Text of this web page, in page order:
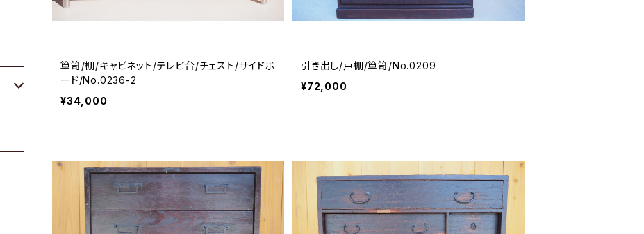
箪笥/棚/キャビネット/テレビ台/チェスト/サイドボ
ード/No.0236-2
¥34,000
引き出し/戸棚/箪笥/No.0209
¥72,000